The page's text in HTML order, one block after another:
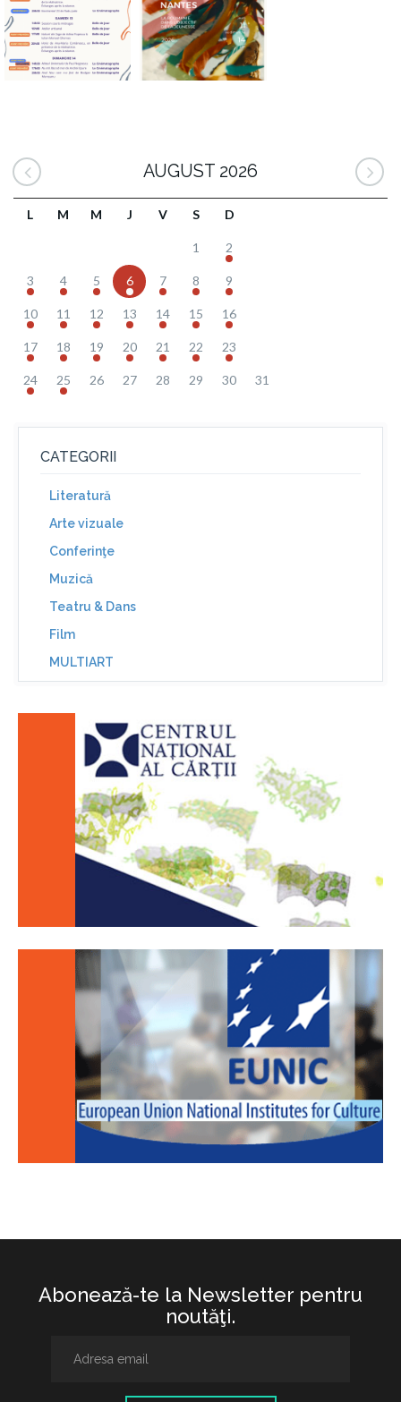
AUGUST 2026
L M M J V S D
1 2
3 4 5 6 7 8 9
10 11 12 13 14 15 16
17 18 19 20 21 22 23
24 25 26 27 28 29 30 31
CATEGORII
Literatură
Arte vizuale
Conferinţe
Muzică
Teatru & Dans
Film
MULTIART
Abonează-te la Newsletter pentru
noutăţi.